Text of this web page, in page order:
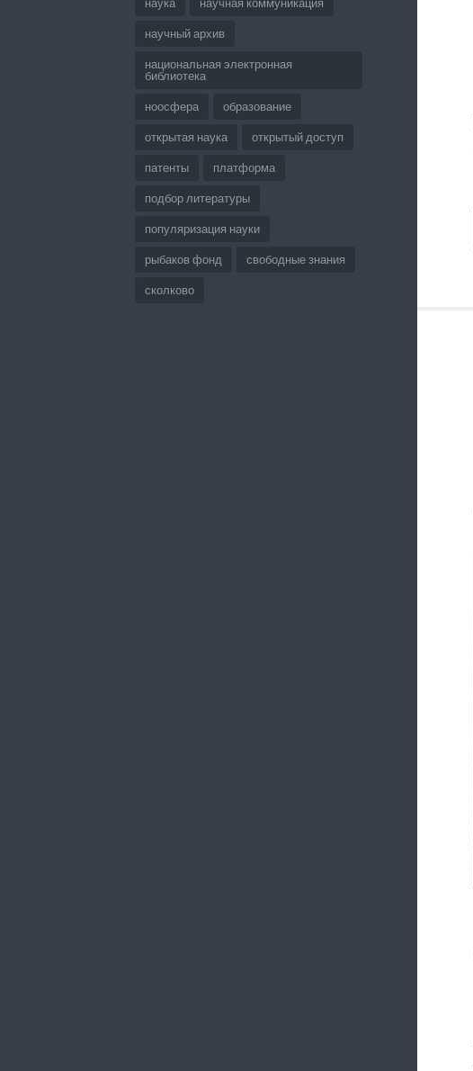
научный архив
национальная электронная
библиотека
ноосфера образование
открытая наука открытый доступ
патенты платформа
подбор литературы
популяризация науки
рыбаков фонд свободные знания
сколково